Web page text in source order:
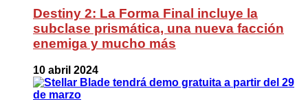
Destiny 2: La Forma Final incluye la
subclase prismática, una nueva facción
enemiga y mucho más
10 abril 2024